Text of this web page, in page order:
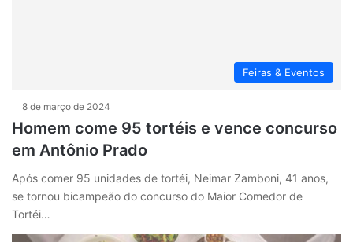
Feiras & Eventos
8 de março de 2024
Homem come 95 tortéis e vence concurso
em Antônio Prado
Após comer 95 unidades de tortéi, Neimar Zamboni, 41 anos,
se tornou bicampeão do concurso do Maior Comedor de
Tortéi…